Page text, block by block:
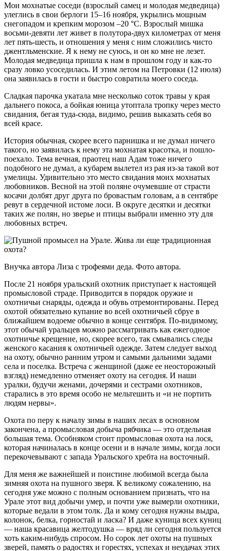
Мои мохнатые соседи (взрослый самец и молодая медведица)
улеглись в свои берлоги 15–16 ноября, укрылись мощным
снегопадом и крепким морозом –20 °С. Взрослый мишка
восьми-девяти лет живет в полутора-двух километрах от меня
лет пять-шесть, и отношения у меня с ним сложились чисто
джентльменские. Я к нему не суюсь, и он ко мне не лезет.
Молодая медведица пришла к нам в прошлом году и как-то
сразу ловко усоседилась. И этим летом на Петровки (12 июля)
она заявилась в гости и быстро совратила моего соседа.
Сладкая парочка укатала мне несколько соток травы у края
дальнего покоса, а бойкая юница утоптала тропку через место
свидания, бегая туда-сюда, видимо, решив выказать себя во
всей красе.
История обычная, скорее всего парнишка и не думал ничего
такого, но заявилась к нему эта мохнатая красотка, и пошло-
поехало. Тема вечная, праотец наш Адам тоже ничего
подобного не думал, а кубарем вылетел из рая из-за такой вот
умелицы. Удивительно это место свидания моих мохнатых
любовников. Весной на этой поляне очумевшие от страсти
косачи долбят друг друга по бровастым головам, а в сентябре
ревут в сердечной истоме лоси. В округе десятки и десятки
таких же полян, но зверье и птицы выбрали именно эту для
любовных встреч.
Внучка автора Лиза с трофеями деда. Фото автора.
После 21 ноября уральский охотник приступает к настоящей
промысловой страде. Приводится в порядок оружие и
охотничьи снаряды, одежда и обувь отремонтированы. Перед
охотой обязательно купание во всей охотничьей сбруе в
ближайшем водоеме обычно в конце сентября. По-видимому,
этот обычай уральцев можно рассматривать как ежегодное
охотничье крещение, но, скорее всего, так смывались следы
женского касания к охотничьей одежде. Затем следует выход
на охоту, обычно ранним утром и самыми дальними задами
села и поселка. Встреча с женщиной (даже ее неосторожный
взгляд) немедленно отменяет охоту на сегодня. И наши
уралки, будучи женами, дочерями и сестрами охотников,
старались в это время особо не мельтешить и «и не портить
людям нервы».
Охота по перу к началу зимы в наших лесах в основном
закончена, а промысловая добыча рябчика — это отдельная
большая тема. Особняком стоит промысловая охота на лося,
которая начиналась в конце осени и в начале зимы, когда лоси
перекочевывают с запада Уральского хребта на восточный.
Для меня же важнейшей и поистине любимой всегда была
зимняя охота на пушного зверя. К великому сожалению, на
сегодня уже можно с полным основанием признать, что на
Урале этот вид добычи умер, и почти уже вымерли охотники,
которые ведали в этом толк. Да и кому сегодня нужны выдра,
колонок, белка, горностай и ласка? И даже куница всех куниц
— наша красавица желтодушка — вряд ли сегодня пользуется
хоть каким-нибудь спросом. Но сорок лет охоты на пушных
зверей, память о радостях и горестях, успехах и неудачах этих